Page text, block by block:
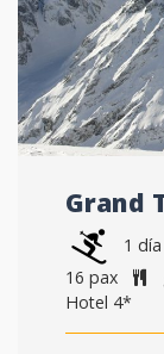
Grand
1
16 pax
Hotel 4*